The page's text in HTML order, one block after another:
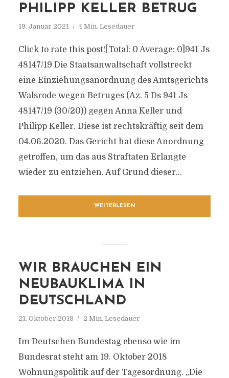
PHILIPP KELLER BETRUG
19. Januar 2021 4 Min. Lesedauer
Click to rate this post![Total: 0 Average: 0]941 Js
48147/​19 Die Staatsanwaltschaft vollstreckt
eine Einziehungsanordnung des Amtsgerichts
Walsrode wegen Betruges (Az. 5 Ds 941 Js
48147/​19 (30/​20)) gegen Anna Keller und
Philipp Keller. Diese ist rechtskräftig seit dem
04.06.2020. Das Gericht hat diese Anordnung
getroffen, um das aus Straftaten Erlangte
wieder zu entziehen. Auf Grund dieser...
WEITERLESEN
WIR BRAUCHEN EIN
NEUBAUKLIMA IN
DEUTSCHLAND
21. Oktober 2018 2 Min. Lesedauer
Im Deutschen Bundestag ebenso wie im
Bundesrat steht am 19. Oktober 2018
Wohnungspolitik auf der Tagesordnung. „Die